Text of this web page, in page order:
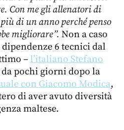
Con me gli allenatori di
di un anno perché penso
migliorare”. Non a caso
6 tecnici dal
– l’italiano Stefano
pochi giorni dopo la
con Giacomo Modica,
di aver avuto diversità
maltese.